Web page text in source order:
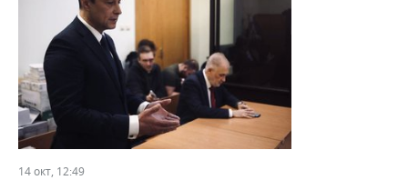
14 окт, 12:49